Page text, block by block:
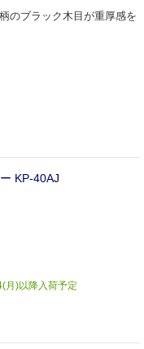
のブラック木目が重厚感を
KP-40AJ
月)以降入荷予定